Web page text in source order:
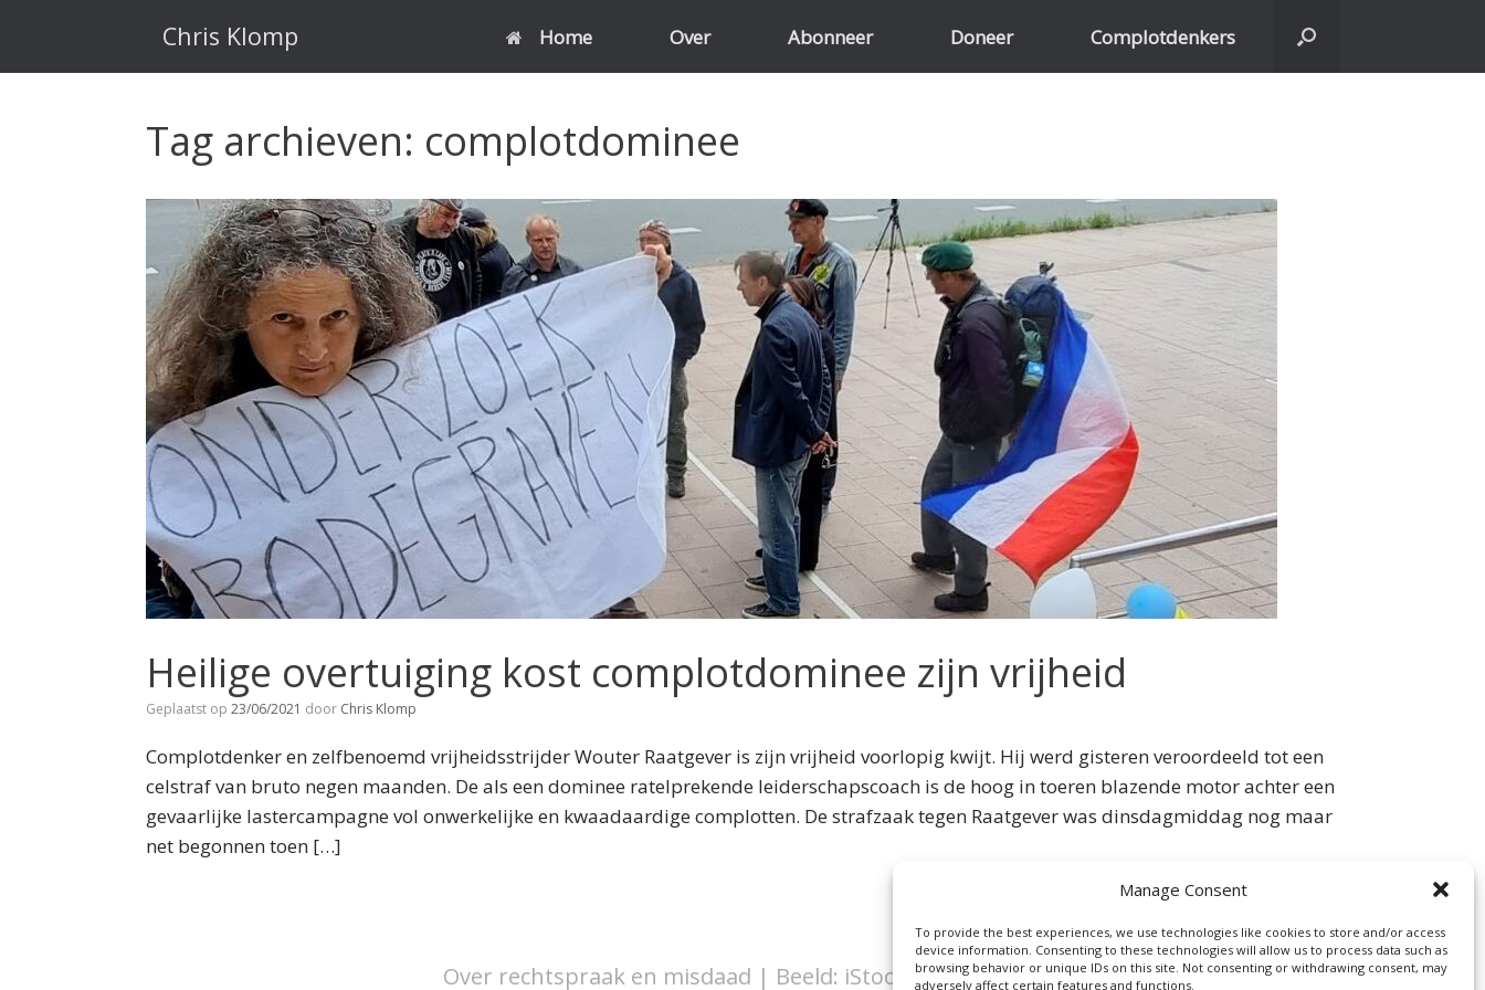
Manage Consent
To provide the best experiences, we use technologies like cookies to store and/or access
device information. Consenting to these technologies will allow us to process data such as
browsing behavior or unique IDs on this site. Not consenting or withdrawing consent, may
adversely affect certain features and functions.
inhoud
Chris Klomp Home Over Abonneer Doneer Complotdenkers
Tag archieven: complotdominee
Heilige overtuiging kost complotdominee zijn vrijheid
Geplaatst op 23/06/2021 door Chris Klomp
Complotdenker en zelfbenoemd vrijheidsstrijder Wouter Raatgever is zijn vrijheid voorlopig kwijt. Hij werd gisteren veroordeeld tot een
celstraf van bruto negen maanden. De als een dominee ratelprekende leiderschapscoach is de hoog in toeren blazende motor achter een
gevaarlijke lastercampagne vol onwerkelijke en kwaadaardige complotten. De strafzaak tegen Raatgever was dinsdagmiddag nog maar
net begonnen toen […]
Over rechtspraak en misdaad | Beeld: iStock/Lightspruch